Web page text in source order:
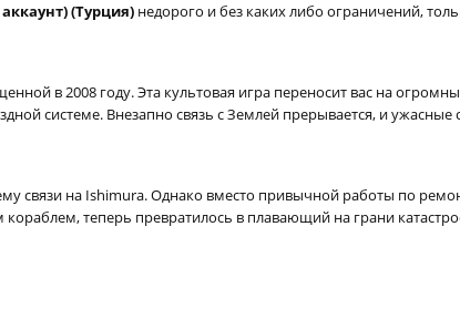
(Турция) недорого и без каких либо ограничений,
в 2008 году. Эта культовая игра переносит вас на
системе. Внезапно связь с Землей прерывается, и
связи на Ishimura. Однако вместо привычной работы по
теперь превратилось в плавающий на грани